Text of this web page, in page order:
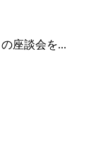
座談会を...